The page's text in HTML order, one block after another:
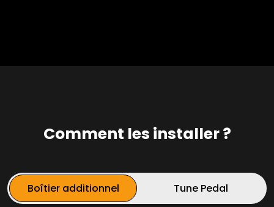
Comment les installer ?
Boîtier additionnel Tune Pedal